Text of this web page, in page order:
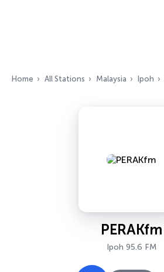
Home All Stations Malaysia Ipoh
PERAKfm
Ipoh 95.6 FM